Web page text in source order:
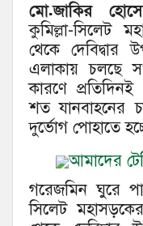
মো.জাকির
কুমিল্লা-সিলেট
থেকে দেবিদ্বার
এলাকায় চলছে
কারণে
শত যানবাহনের
দুর্ভোগ পোহাতে
আমাদের
গরেজমিন ঘুরে
সিলেট